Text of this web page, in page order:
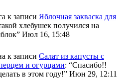
к записи Яблочная закваска для
хлебушек получился на
” Июл 16, 15:48
к записи Салат из капусты с
и огурцами: “Спасибо!!
в этом году!” Июн 29, 12:11